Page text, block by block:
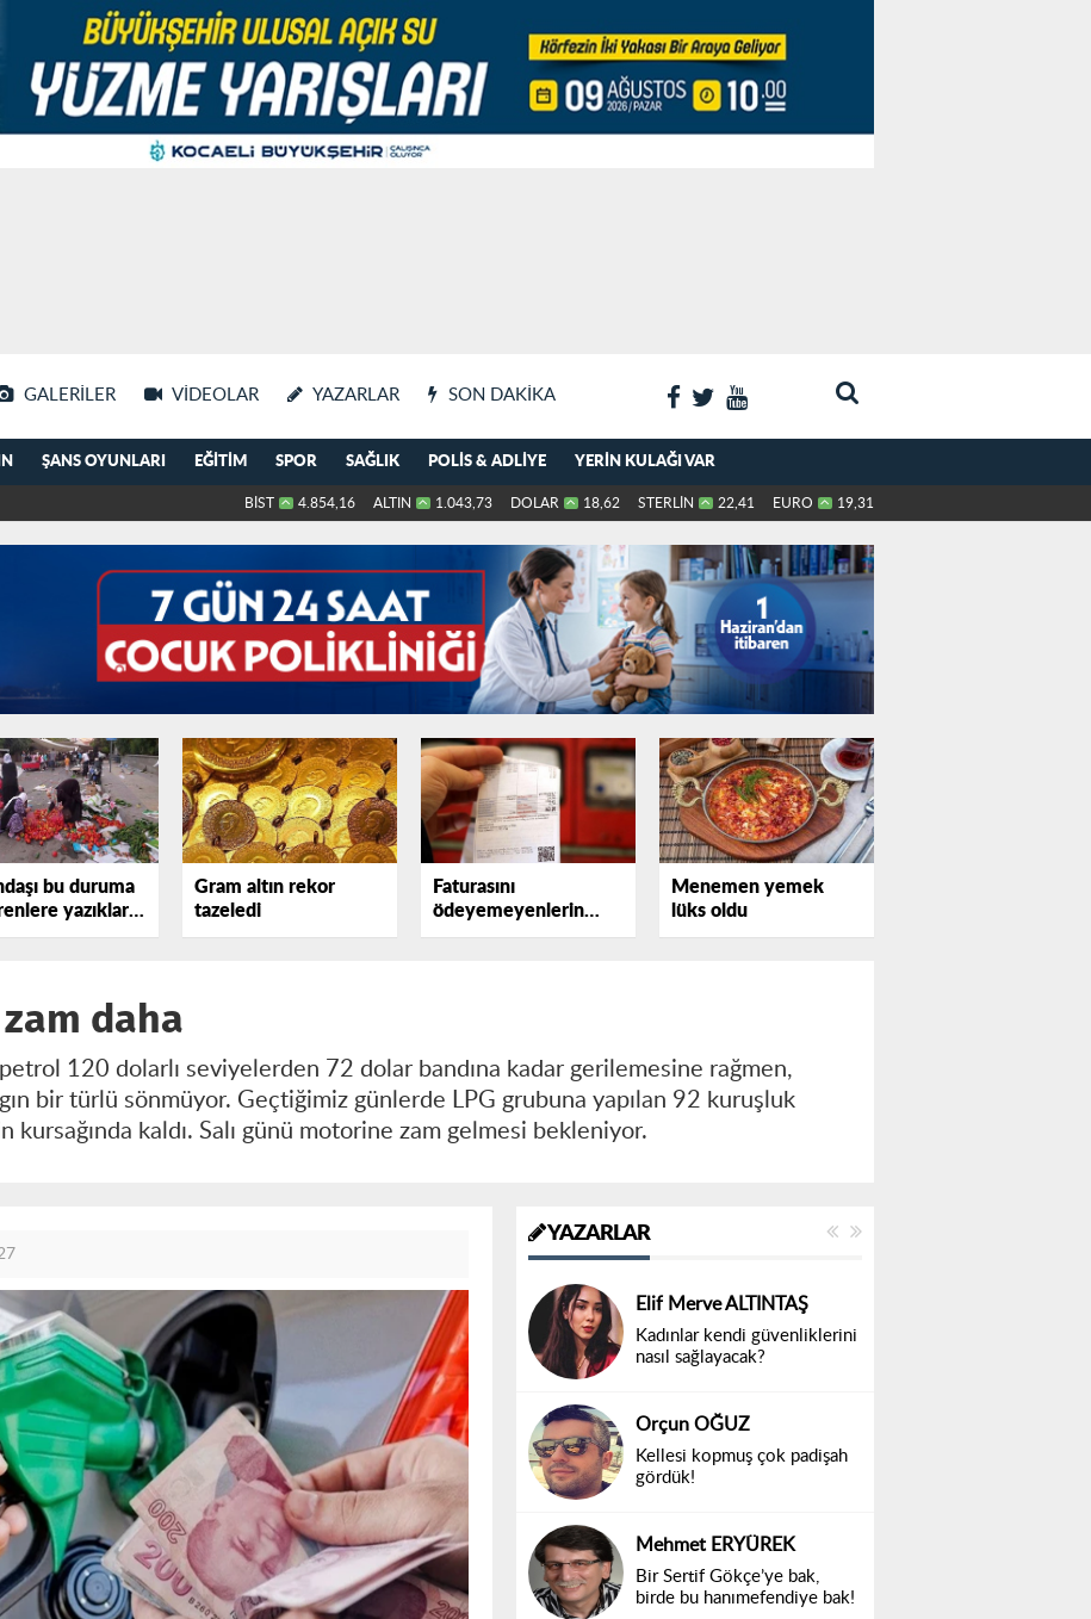
GALERILER VIDEOLAR YAZARLAR SON DAKIKA
ŞANS OYUNLARI EĞITIM SPOR SAĞLIK POLIS & ADLIYE YERIN KULAĞI VAR
BİST 4.854,16 ALTIN 1.043,73 DOLAR 18,62 STERLİN 22,41 EURO 19,31
bu duruma
yazıklar
Gram altın rekor
tazeledi
Faturasını
ödeyemeyenlerin
sayısı katlanıyor
Menemen yemek
lüks oldu
daha
120 dolarlı seviyelerden 72 dolar bandına kadar gerilemesine rağmen,
bir türlü sönmüyor. Geçtiğimiz günlerde LPG grubuna yapılan 92 kuruşluk
kaldı. Salı günü motorine zam gelmesi bekleniyor.
YAZARLAR
Elif Merve ALTINTAŞ
Kadınlar kendi güvenliklerini
nasıl sağlayacak?
Orçun OĞUZ
Kellesi kopmuş çok padişah
gördük!
Mehmet ERYÜREK
Bir Sertif Gökçe’ye bak,
birde bu hanımefendiye bak!